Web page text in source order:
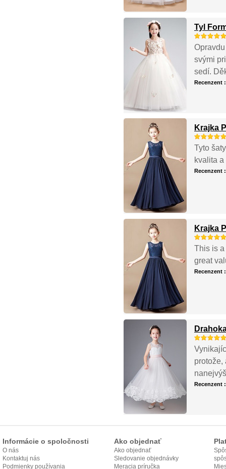
Tyl
svými
sedí.
Recenzent
Krajka
Tyto
kvalita
Recenzent
Krajka
This is
great
Recenzent
protože,
Recenzent
Informácie o spoločnosti
O nás
Kontaktuj nás
Podmienky používania
Ako objednať
Ako objednať
Sledovanie objednávky
Meracia príručka